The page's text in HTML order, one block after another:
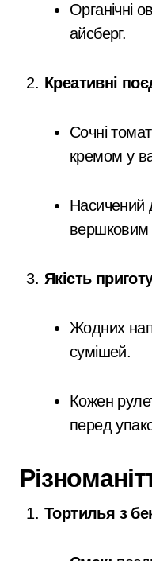
Органічні овочі та свіжий салат
айсберг.
Креативні
Сочні томати з песто і бальзамічним
кремом у
Насичений димний бекон з
вершковим
Якість
Жодних напівфабрикатів або готових
сумішей.
Кожен рулет готується безпосередньо
перед
Тортилья з